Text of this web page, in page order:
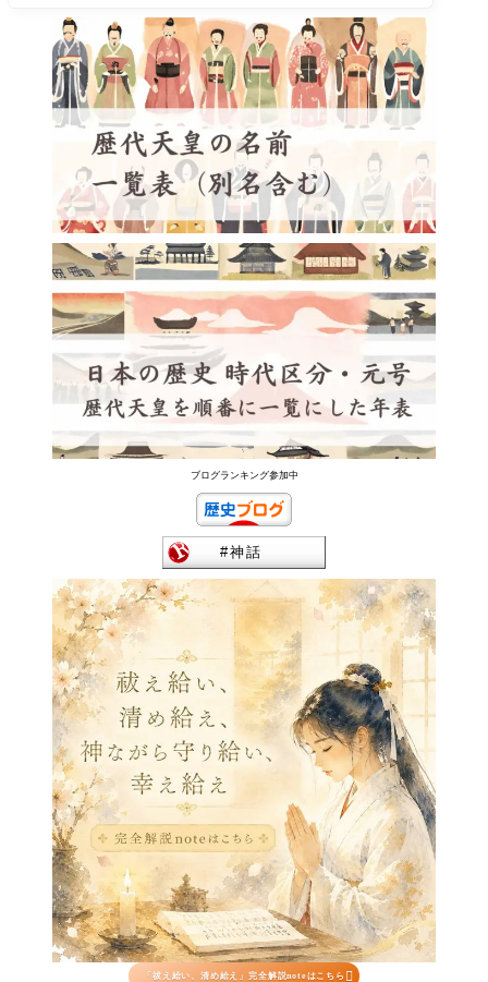
ブログランキング参加中
「祓え給い、清め給え」完全解説noteはこちら 